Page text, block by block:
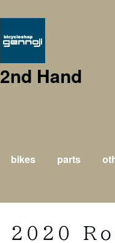
2nd Hand
bikes parts
2020